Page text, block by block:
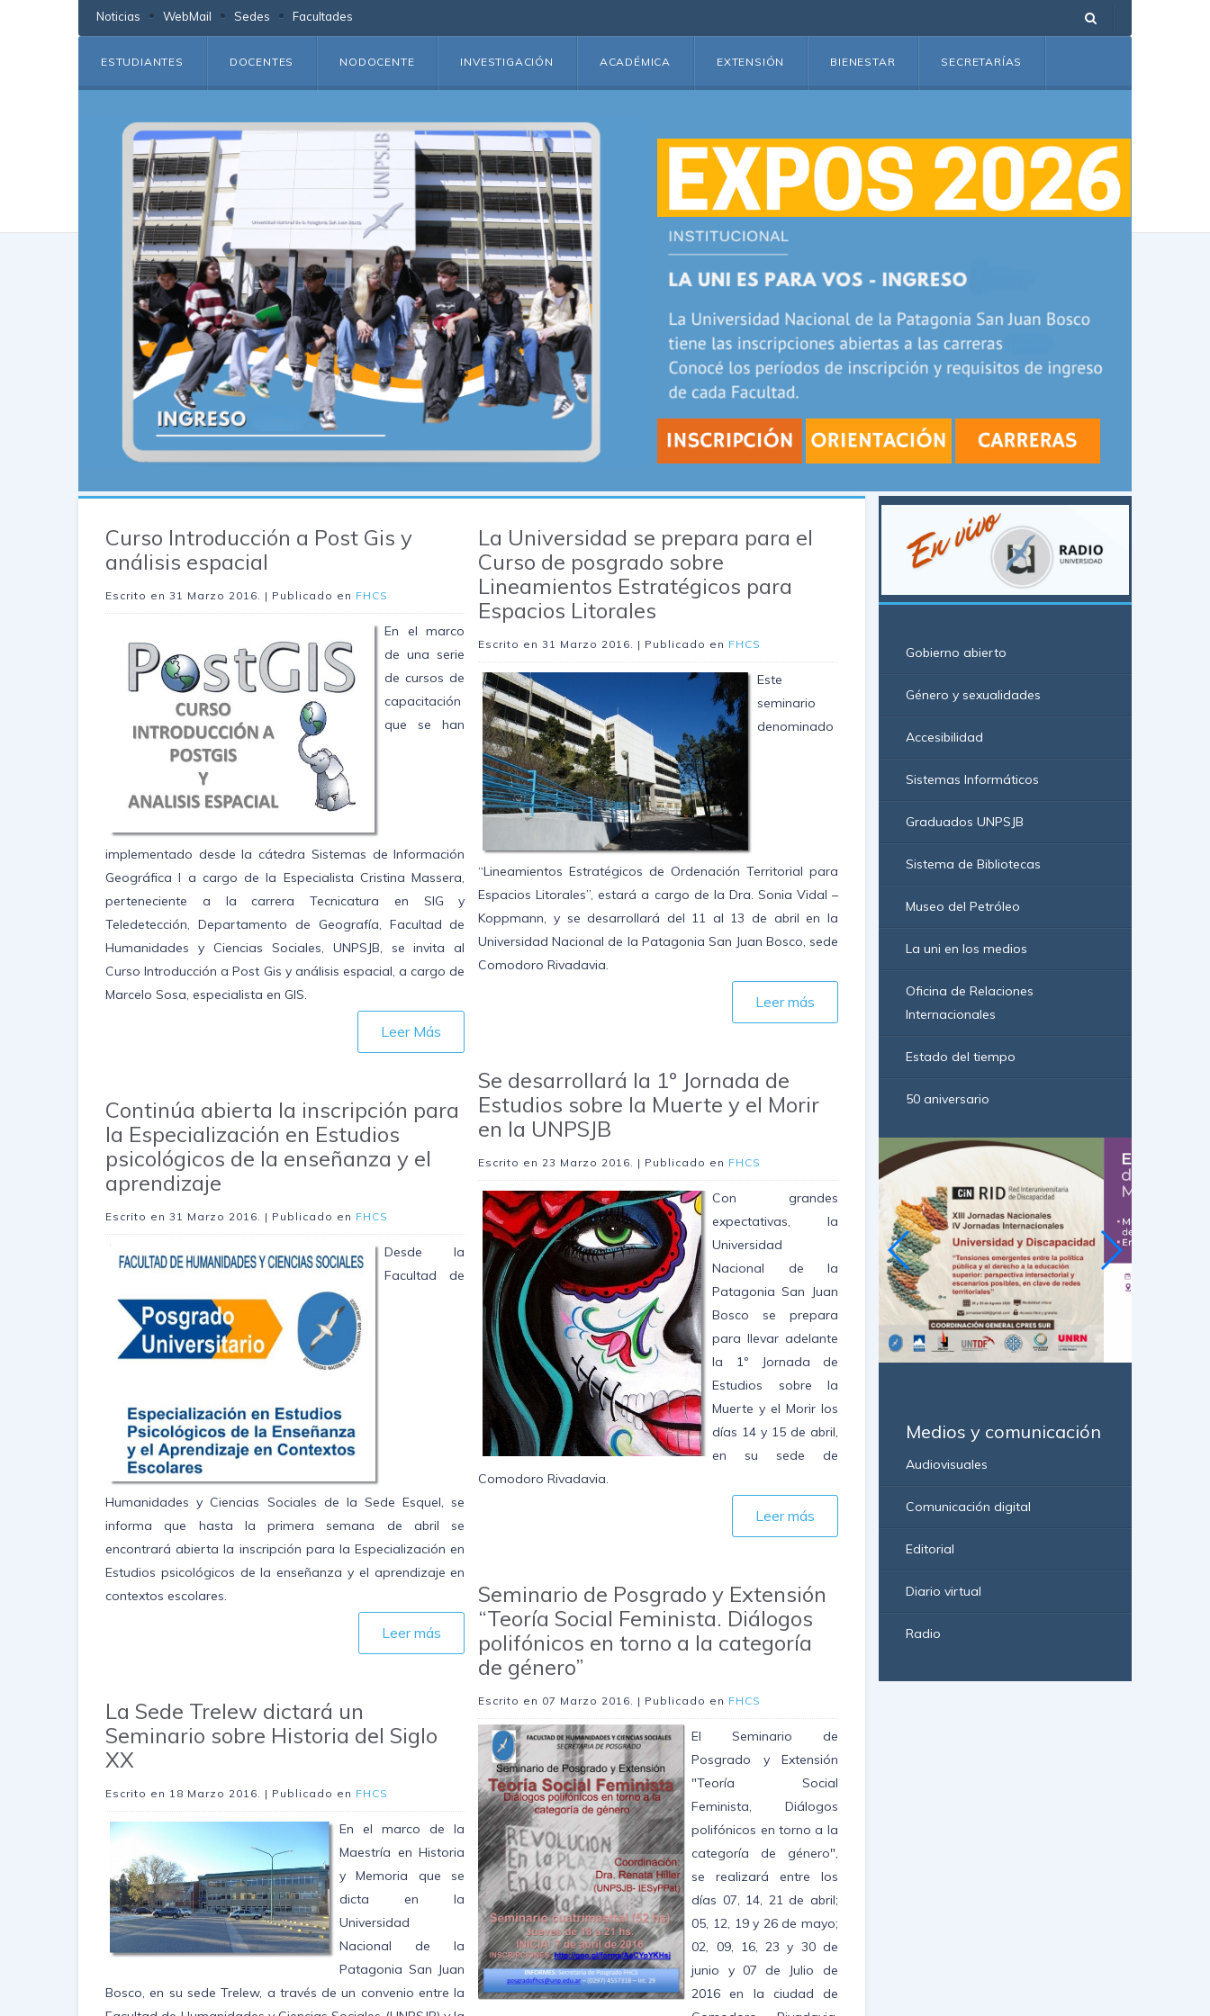
Noticias WebMail Sedes Facultades
ESTUDIANTES DOCENTES NODOCENTE INVESTIGACIÓN ACADÉMICA EXTENSIÓN BIENESTAR SECRETARÍAS
Curso Introducción a Post Gis y
análisis espacial
Escrito en 31 Marzo 2016. | Publicado en FHCS
En el marco
de una serie
de cursos de
capacitación
que se han
implementado desde la cátedra Sistemas de Información
Geográfica I a cargo de la Especialista Cristina Massera,
perteneciente a la carrera Tecnicatura en SIG y
Teledetección, Departamento de Geografía, Facultad de
Humanidades y Ciencias Sociales, UNPSJB, se invita al
Curso Introducción a Post Gis y análisis espacial, a cargo de
Marcelo Sosa, especialista en GIS.
Leer Más
Continúa abierta la inscripción para
la Especialización en Estudios
psicológicos de la enseñanza y el
aprendizaje
Escrito en 31 Marzo 2016. | Publicado en FHCS
Desde la
Facultad de
Humanidades y Ciencias Sociales de la Sede Esquel, se
informa que hasta la primera semana de abril se
encontrará abierta la inscripción para la Especialización en
Estudios psicológicos de la enseñanza y el aprendizaje en
contextos escolares.
Leer más
La Sede Trelew dictará un
Seminario sobre Historia del Siglo
XX
Escrito en 18 Marzo 2016 . | Publicado en FHCS
En el marco de la
Maestría en Historia
y Memoria que se
dicta en la
Universidad
Nacional de la
Patagonia San Juan
Bosco, en su sede Trelew, a través de un convenio entre la
La Universidad se prepara para el
Curso de posgrado sobre
Lineamientos Estratégicos para
Espacios Litorales
Escrito en31 Marzo 2016. | Publicado en FHCS
Este
seminario
denominado
“Lineamientos Estratégicos de Ordenación Territorial para
Espacios Litorales”, estará a cargo de la Dra. Sonia Vidal –
Koppmann, y se desarrollará del 11 al 13 de abril en la
Universidad Nacional de la Patagonia San Juan Bosco, sede
Comodoro Rivadavia.
Leer más
Se desarrollará la 1º Jornada de
Estudios sobre la Muerte y el Morir
en la UNPSJB
Escrito en 23 Marzo 2016 . | Publicado en FHCS
Con grandes
expectativas, la
Universidad
Nacional de la
Patagonia San Juan
Bosco se prepara
para llevar adelante
la 1º Jornada de
Estudios sobre la
Muerte y el Morir los
días 14 y 15 de abril,
en su sede de
Comodoro Rivadavia.
Leer más
Seminario de Posgrado y Extensión
“Teoría Social Feminista. Diálogos
polifónicos en torno a la categoría
de género”
Escrito en 07 Marzo 2016 . | Publicado en FHCS
El Seminario de
Posgrado y Extensión
"Teoría Social
Feminista, Diálogos
polifónicos en torno a la
categoría de género",
se realizará entre los
días 07, 14, 21 de abril;
05, 12, 19 y 26 de mayo;
02, 09, 16, 23 y 30 de
junio y 07 de Julio de
2016 en la ciudad de
Gobierno abierto
Género y sexualidades
Accesibilidad
Sistemas Informáticos
Graduados UNPSJB
Sistema de Bibliotecas
Museo del Petróleo
La uni en los medios
Oficina de Relaciones
Internacionales
Estado del tiempo
50 aniversario
Medios y comunicación
Audiovisuales
Comunicación digital
Editorial
Diario virtual
Radio